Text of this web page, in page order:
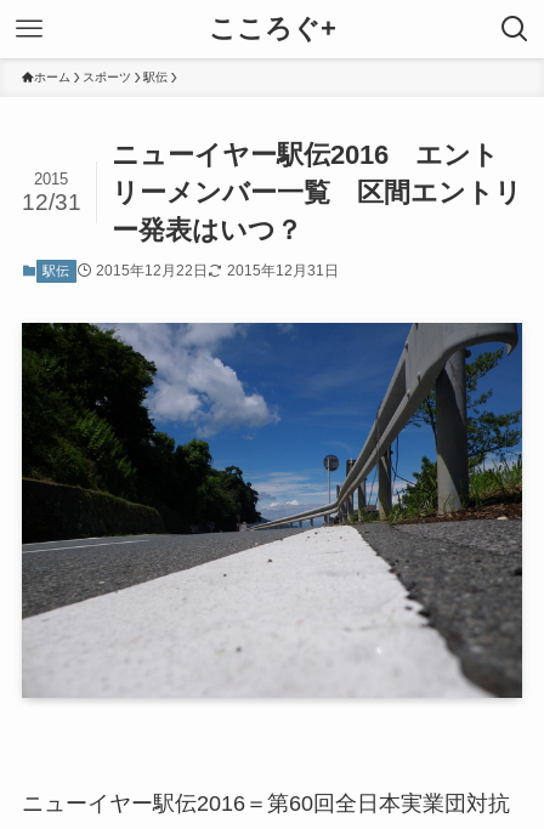
こころぐ+
ホーム スポーツ 駅伝
ニューイヤー駅伝2016 エント
リーメンバー一覧 区間エントリ
ー発表はいつ？
2015
12/31
駅伝 2015年12月22日 2015年12月31日
ニューイヤー駅伝2016＝第60回全日本実業団対抗